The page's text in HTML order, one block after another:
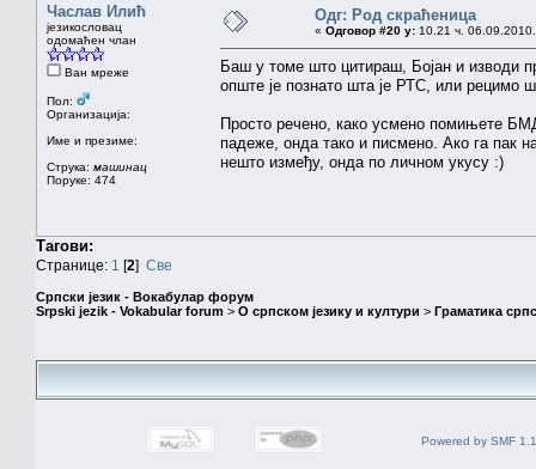
Часлав Илић
језикословац
одомаћен члан
Ван мреже
Пол:
Организација:
Име и презиме:
Струка: машинац
Поруке: 474
Одг: Род скраћеница
« Одговор #20 у: 10.21 ч.
Баш у томе што цитираш, Бојан и изводи
опште је познато шта је РТС, или рецимо
Просто речено, како усмено помињете
падеже, онда тако и писмено. Ако га пак
нешто између, онда по личном укусу :)
Тагови:
Странице: 1 [2] Све
Српски језик - Вокабулар форум
Srpski jezik - Vokabular forum > О српском језику и култури > Граматика
Powered by SMF